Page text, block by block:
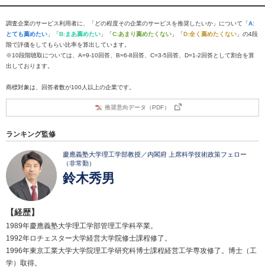
調査企業のサービス利用者に、「どの程度その企業のサービスを推奨したいか」について「A:
とても薦めたい 」「B:まあ薦めたい 」「C:あまり薦めたくない 」「D:全く薦めたくない 」の4段
階で評価をしてもらい比率を算出しています。
※10段階聴取については、A=9-10回答、B=6-8回答、C=3-5回答、D=1-2回答として割合を算
出しております。
商標対象は、回答者数が100人以上の企業です。
推奨意向データ（PDF）
ランキング監修
慶應義塾大学理工学部教授／内閣府 上席科学技術政策フェロー
（非常勤）
鈴木秀男
【経歴】
1989年慶應義塾大学理工学部管理工学科卒業。
1992年ロチェスター大学経営大学院修士課程修了。
1996年東京工業大学大学院理工学研究科博士課程経営工学専攻修了。博士（工
学）取得。